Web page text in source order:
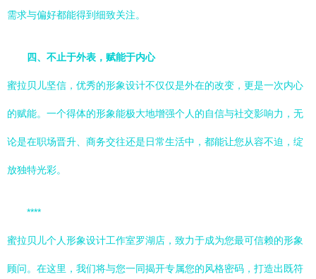
需求与偏好都能得到细致关注。
四、不止于外表，赋能于内心
蜜拉贝儿坚信，优秀的形象设计不仅仅是外在的改变，更是一次内心
的赋能。一个得体的形象能极大地增强个人的自信与社交影响力，无
论是在职场晋升、商务交往还是日常生活中，都能让您从容不迫，绽
放独特光彩。
****
蜜拉贝儿个人形象设计工作室罗湖店，致力于成为您最可信赖的形象
顾问。在这里，我们将与您一同揭开专属您的风格密码，打造出既符